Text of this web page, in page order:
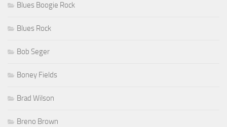
Blues Boogie Rock
Blues Rock
Bob Seger
Boney Fields
Brad Wilson
Breno Brown